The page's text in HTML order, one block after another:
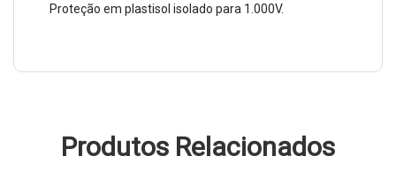
Proteção em plastisol isolado para 1.000V.
Produtos Relacionados